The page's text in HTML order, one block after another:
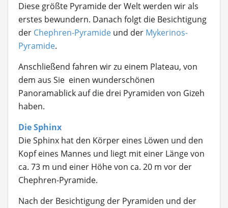
Diese größte Pyramide der Welt werden wir als
erstes bewundern. Danach folgt die Besichtigung
der Chephren-Pyramide und der Mykerinos-
Pyramide.
Anschließend fahren wir zu einem Plateau, von
dem aus Sie einen wunderschönen
Panoramablick auf die drei Pyramiden von Gizeh
haben.
Die Sphinx
Die Sphinx hat den Körper eines Löwen und den
Kopf eines Mannes und liegt mit einer Länge von
ca. 73 m und einer Höhe von ca. 20 m vor der
Chephren-Pyramide.
Nach der Besichtigung der Pyramiden und der